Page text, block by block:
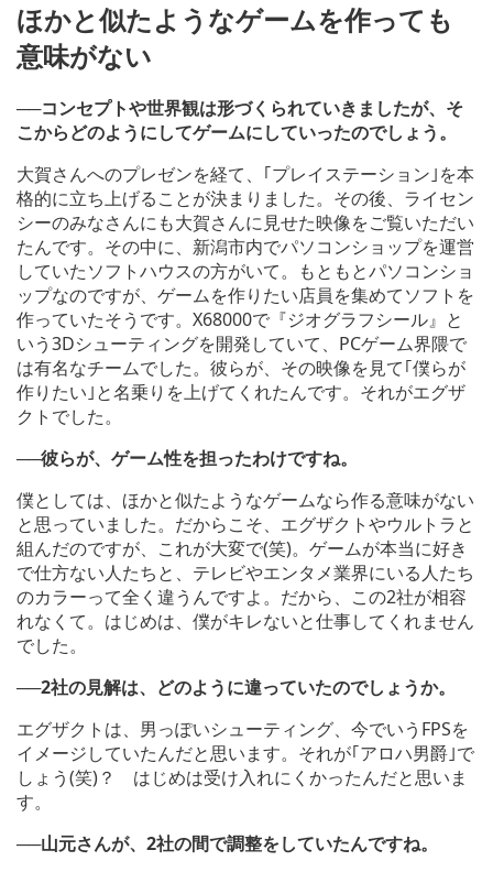
ほかと似たようなゲームを作っても
意味がない
──コンセプトや世界観は形づくられていきましたが、そ
こからどのようにしてゲームにしていったのでしょう。
大賀さんへのプレゼンを経て、｢プレイステーション｣を本
格的に立ち上げることが決まりました。その後、ライセン
シーのみなさんにも大賀さんに見せた映像をご覧いただい
たんです。その中に、新潟市内でパソコンショップを運営
していたソフトハウスの方がいて。もともとパソコンショ
ップなのですが、ゲームを作りたい店員を集めてソフトを
作っていたそうです。X68000で『ジオグラフシール』と
いう3Dシューティングを開発していて、PCゲーム界隈で
は有名なチームでした。彼らが、その映像を見て｢僕らが
作りたい｣と名乗りを上げてくれたんです。それがエグザ
クトでした。
──彼らが、ゲーム性を担ったわけですね。
僕としては、ほかと似たようなゲームなら作る意味がない
と思っていました。だからこそ、エグザクトやウルトラと
組んだのですが、これが大変で(笑)。ゲームが本当に好き
で仕方ない人たちと、テレビやエンタメ業界にいる人たち
のカラーって全く違うんですよ。だから、この2社が相容
れなくて。はじめは、僕がキレないと仕事してくれません
でした。
──2社の見解は、どのように違っていたのでしょうか。
エグザクトは、男っぽいシューティング、今でいうFPSを
イメージしていたんだと思います。それが｢アロハ男爵｣で
しょう(笑)？ はじめは受け入れにくかったんだと思いま
す。
──山元さんが、2社の間で調整をしていたんですね。